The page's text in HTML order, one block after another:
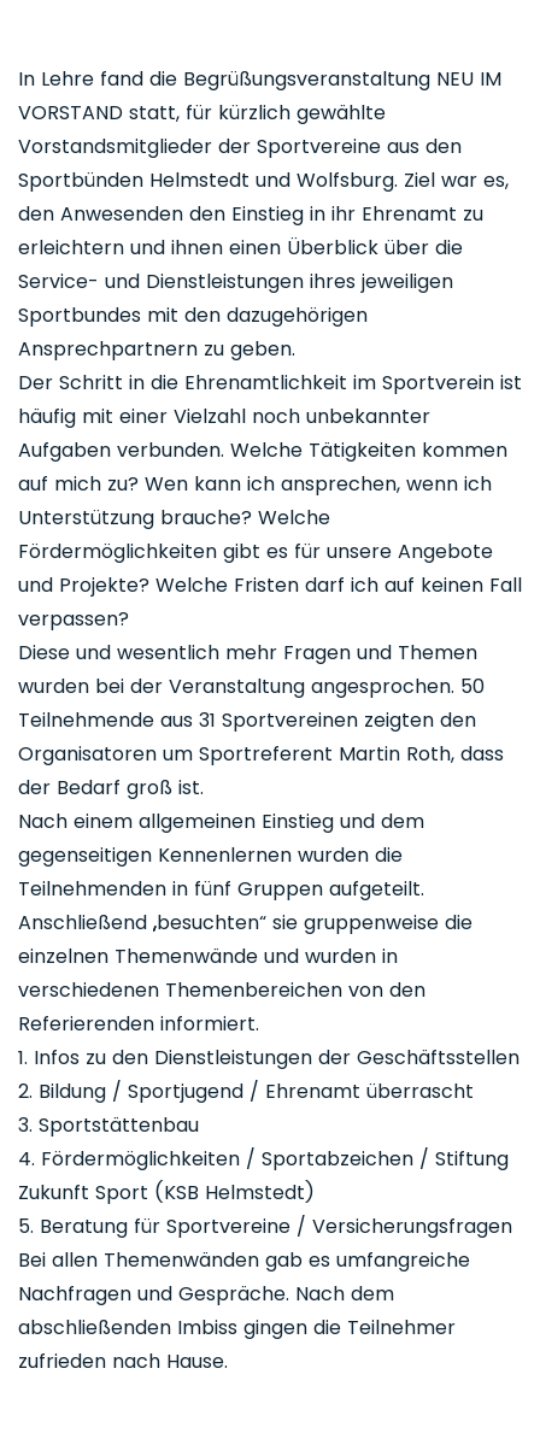
In Lehre fand die Begrüßungsveranstaltung NEU IM
VORSTAND statt, für kürzlich gewählte
Vorstandsmitglieder der Sportvereine aus den
Sportbünden Helmstedt und Wolfsburg. Ziel war es,
den Anwesenden den Einstieg in ihr Ehrenamt zu
erleichtern und ihnen einen Überblick über die
Service- und Dienstleistungen ihres jeweiligen
Sportbundes mit den dazugehörigen
Ansprechpartnern zu geben.
Der Schritt in die Ehrenamtlichkeit im Sportverein ist
häufig mit einer Vielzahl noch unbekannter
Aufgaben verbunden. Welche Tätigkeiten kommen
auf mich zu? Wen kann ich ansprechen, wenn ich
Unterstützung brauche? Welche
Fördermöglichkeiten gibt es für unsere Angebote
und Projekte? Welche Fristen darf ich auf keinen Fall
verpassen?
Diese und wesentlich mehr Fragen und Themen
wurden bei der Veranstaltung angesprochen. 50
Teilnehmende aus 31 Sportvereinen zeigten den
Organisatoren um Sportreferent Martin Roth, dass
der Bedarf groß ist.
Nach einem allgemeinen Einstieg und dem
gegenseitigen Kennenlernen wurden die
Teilnehmenden in fünf Gruppen aufgeteilt.
Anschließend „besuchten“ sie gruppenweise die
einzelnen Themenwände und wurden in
verschiedenen Themenbereichen von den
Referierenden informiert.
1. Infos zu den Dienstleistungen der Geschäftsstellen
2. Bildung / Sportjugend / Ehrenamt überrascht
3. Sportstättenbau
4. Fördermöglichkeiten / Sportabzeichen / Stiftung
Zukunft Sport (KSB Helmstedt)
5. Beratung für Sportvereine / Versicherungsfragen
Bei allen Themenwänden gab es umfangreiche
Nachfragen und Gespräche. Nach dem
abschließenden Imbiss gingen die Teilnehmer
zufrieden nach Hause.